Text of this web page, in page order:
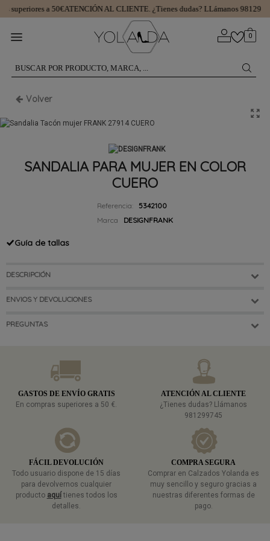
superiores a 50€ATENCIÓN AL CLIENTE.¿Tienes dudas? LLámanos
0
Volver
SANDALIA PARA MUJER EN COLOR
CUERO
Referencia:
5342100
Marca
DESIGNFRANK
Guía de tallas
DESCRIPCIÓN
ENVIOS Y DEVOLUCIONES
PREGUNTAS
GASTOS DE ENVÍO GRATIS
En compras superiores a 50 €.
ATENCIÓN AL CLIENTE
¿Tienes dudas? Llámanos
981299745
FÁCIL DEVOLUCIÓN
Todo usuario dispone de 15 días
para devolvernos cualquier
producto aquí tienes todos los
detalles.
COMPRA SEGURA
Comprar en Calzados Yolanda es
muy sencillo y seguro gracias a
nuestras diferentes formas de
pago.